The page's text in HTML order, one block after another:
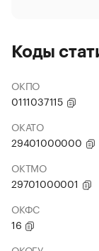
Коды
ОКПО
0111037115
ОКАТО
29401000000
ОКТМО
29701000001
ОКФС
16